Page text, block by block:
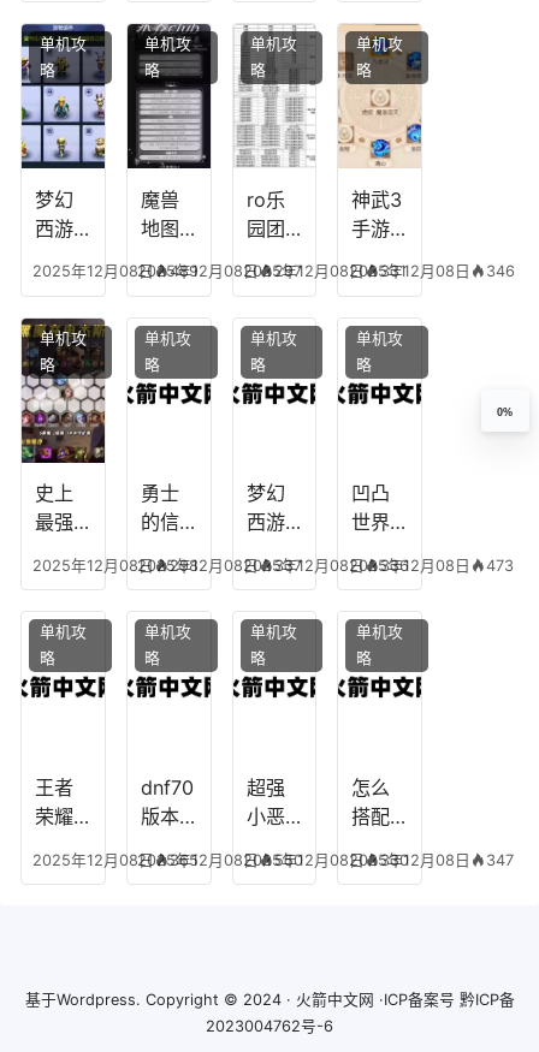
搭
配，
王者
最强
的主
播
配，
王国
纪元
最强
略，
君心
我心
剧情
文本
点
图，
地下
城剑
神用
什么
装备
梦幻
西游
凡，
梦幻
十二
生肖
2025年12月08日 489
单机攻
略
魔兽
地图
任务
攻
略，
魔兽
世界
2025年12月08日 297
单机攻
略
ro乐
园团
附
魔，
乐园
团装
备任
2025年12月08日 331
单机攻
略
神武3
手游
辅助
技能
加
点，
神武
龙宫
怎么
2025年12月08日 346
单机攻
略
史上
最强
容搭
配，
最强
法师
2025年12月08日 298
单机攻
略
勇士
的信
物技
能，
勇士
的信
仰宠
个好
2025年12月08日 337
单机攻
略
梦幻
西游
炼丹
炉攻
略，
梦幻
西游
炉攻
略图
2025年12月08日 336
单机攻
略
凹凸
世界
全部
阵容
搭
配，
凹凸
阵容
搭配
2025年12月08日 473
单机攻
略
王者
荣耀S
最强
2025年12月08日 365
单机攻
略
dnf70
版本
药装
药流
2025年12月08日 550
单机攻
略
超强
小恶
容搭
小恶
魔阵
2025年12月08日 330
单机攻
略
怎么
搭配
专家
学术
2025年12月08日 347
单机攻
略
0%
基于Wordpress. Copyright © 2024 · 火箭中文网 ·ICP备案号 黔ICP备
2023004762号-6